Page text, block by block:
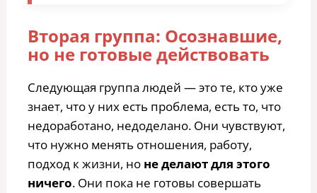
Вторая группа: Осознавшие,
но не готовые действовать
Следующая группа людей — это те, кто уже
знает, что у них есть проблема, есть то, что
недоработано, недоделано. Они чувствуют,
что нужно менять отношения, работу,
подход к жизни, но не делают для этого
ничего. Они пока не готовы совершать